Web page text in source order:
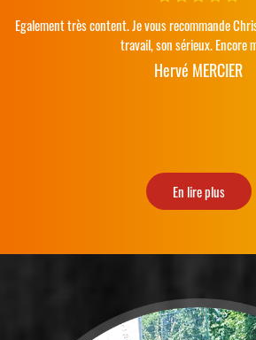
Egalement très content. Je vous recommande
travail, son sérieux. Encore
Hervé MERCIER
En lire plus